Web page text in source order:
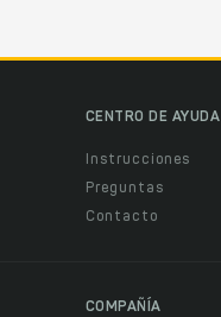
CENTRO DE AYUDA
Instrucciones
Preguntas
Contacto
COMPAÑÍA